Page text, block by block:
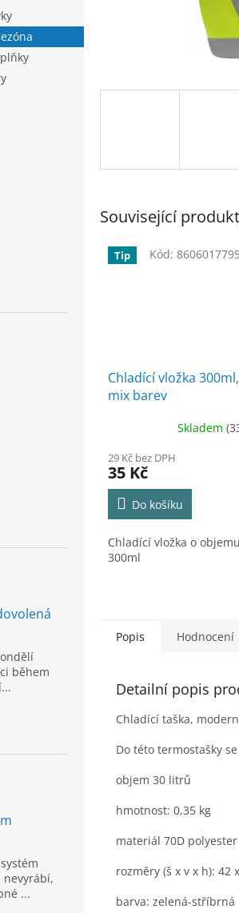
během
nevyrábí,
...
Související
Tip
Chladící vložka 300ml,
mix barev
Skladem
29 Kč bez DPH
35 Kč
Do košíku
Chladící vložka o objemu
300ml
Kód:
Popis Hodnocení
Detailní popis
Chladící taška,
Do této termostašky
objem 30 litrů
hmotnost: 0,35 kg
materiál 70D polyester
rozměry (š x v x h): 42
barva: zelená-stříbrná